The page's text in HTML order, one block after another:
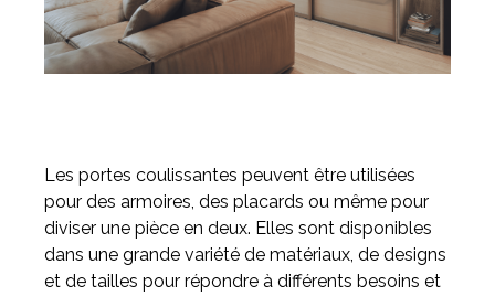
Les portes coulissantes peuvent être utilisées
pour des armoires, des placards ou même pour
diviser une pièce en deux. Elles sont disponibles
dans une grande variété de matériaux, de designs
et de tailles pour répondre à différents besoins et